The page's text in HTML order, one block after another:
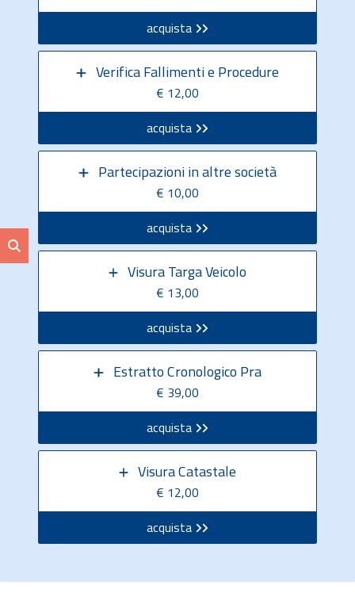
acquista
Verifica Fallimenti e Procedure
€ 12,00
acquista
Partecipazioni in altre società
€ 10,00
acquista
Visura Targa Veicolo
€ 13,00
acquista
Estratto Cronologico Pra
€ 39,00
acquista
Visura Catastale
€ 12,00
acquista